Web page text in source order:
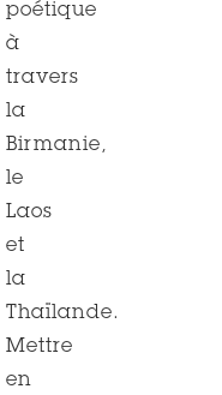
poétique
à
travers
la
Birmanie,
le
Laos
et
la
Thaïlande.
Mettre
en